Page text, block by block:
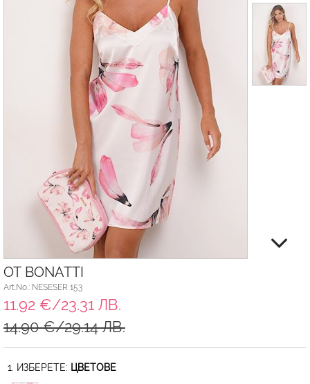
ОТ BONATTI
Art.No.: NESESER 153
11.92 €/23.31 ЛВ.
14.90 €/29.14 ЛВ.
1. ИЗБЕРЕТЕ: ЦВЕТОВЕ